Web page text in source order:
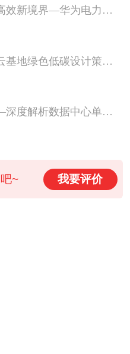
新境界—华为电力模块3.0
地绿色低碳设计策略分享
数据中心单机柜平均功率密度的变化
~ 我要评价